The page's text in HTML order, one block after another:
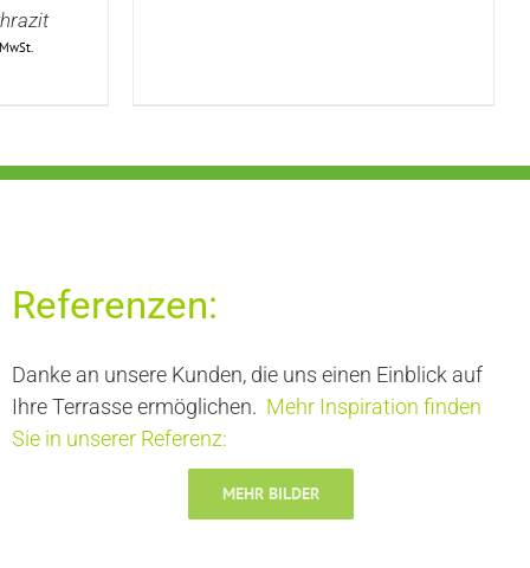
Referenzen:
Danke an unsere Kunden, die uns einen Einblick auf
Ihre Terrasse ermöglichen. Mehr Inspiration finden
Sie in unserer Referenz:
MEHR BILDER